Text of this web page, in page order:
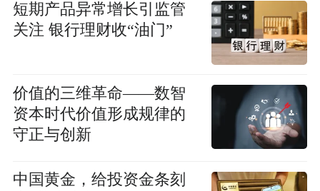
短期产品异常增长引监管
关注 银行理财收“油门”
价值的三维革命——数智
资本时代价值形成规律的
守正与创新
中国黄金，给投资金条刻